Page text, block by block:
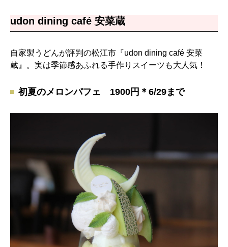
udon dining café 安菜蔵
自家製うどんが評判の松江市『udon dining café 安菜
蔵』。実は季節感あふれる手作りスイーツも大人気！
初夏のメロンパフェ 1900円＊6/29まで